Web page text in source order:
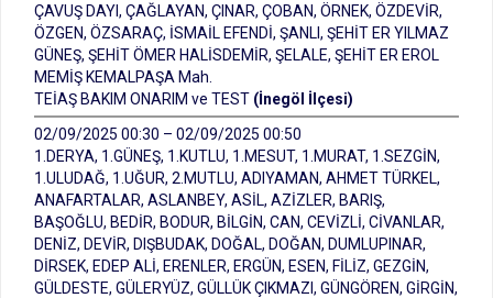
ÇAVUŞ DAYI, ÇAĞLAYAN, ÇINAR, ÇOBAN, ÖRNEK, ÖZDEVİR,
ÖZGEN, ÖZSARAÇ, İSMAİL EFENDİ, ŞANLI, ŞEHİT ER YILMAZ
GÜNEŞ, ŞEHİT ÖMER HALİSDEMİR, ŞELALE, ŞEHİT ER EROL
MEMİŞ KEMALPAŞA Mah.
TEİAŞ BAKIM ONARIM ve TEST (İnegöl İlçesi)
02/09/2025 00:30 – 02/09/2025 00:50
1.DERYA, 1.GÜNEŞ, 1.KUTLU, 1.MESUT, 1.MURAT, 1.SEZGİN,
1.ULUDAĞ, 1.UĞUR, 2.MUTLU, ADIYAMAN, AHMET TÜRKEL,
ANAFARTALAR, ASLANBEY, ASİL, AZİZLER, BARIŞ,
BAŞOĞLU, BEDİR, BODUR, BİLGİN, CAN, CEVİZLİ, CİVANLAR,
DENİZ, DEVİR, DIŞBUDAK, DOĞAL, DOĞAN, DUMLUPINAR,
DİRSEK, EDEP ALİ, ERENLER, ERGÜN, ESEN, FİLİZ, GEZGİN,
GÜLDESTE, GÜLERYÜZ, GÜLLÜK ÇIKMAZI, GÜNGÖREN, GİRGİN,